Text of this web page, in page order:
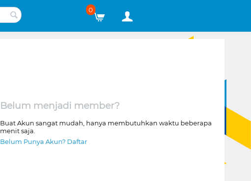
0
Belum menjadi member?
Buat Akun sangat mudah, hanya membutuhkan waktu beberapa
menit saja.
Belum Punya Akun? Daftar